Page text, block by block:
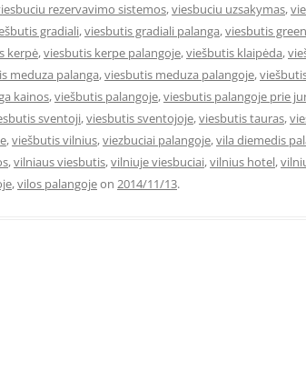
rezervavimo sistemos,viesbuciu uzsakymas,
gradiali,viesbutis gradiali palanga,viesbutis green
kerpė,viesbutis kerpe palangoje,viešbutis klaipėda,
meduza palanga,viesbutis meduza palangoje,
kainos,viešbutis palangoje,viesbutis palangoje prie
sventoji,viesbutis sventojoje,viesbutis tauras,
,viešbutis vilnius,viezbuciai palangoje,vila diemedis
,vilniaus viesbutis,vilniuje viesbuciai,vilnius hotel,
,vilos palangojeon 2014/11/13.